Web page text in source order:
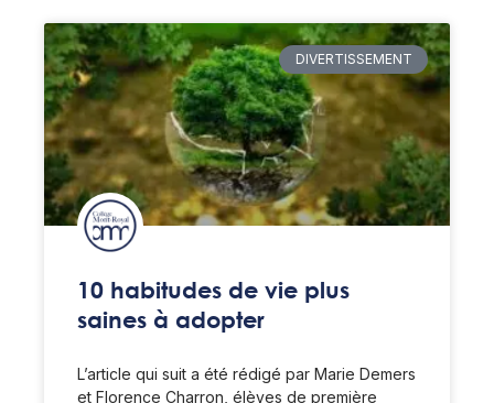
DIVERTISSEMENT
10 habitudes de vie plus
saines à adopter
L’article qui suit a été rédigé par Marie Demers
et Florence Charron, élèves de première